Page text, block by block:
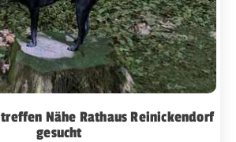
Nähe Rathaus Reinickendorf
gesucht